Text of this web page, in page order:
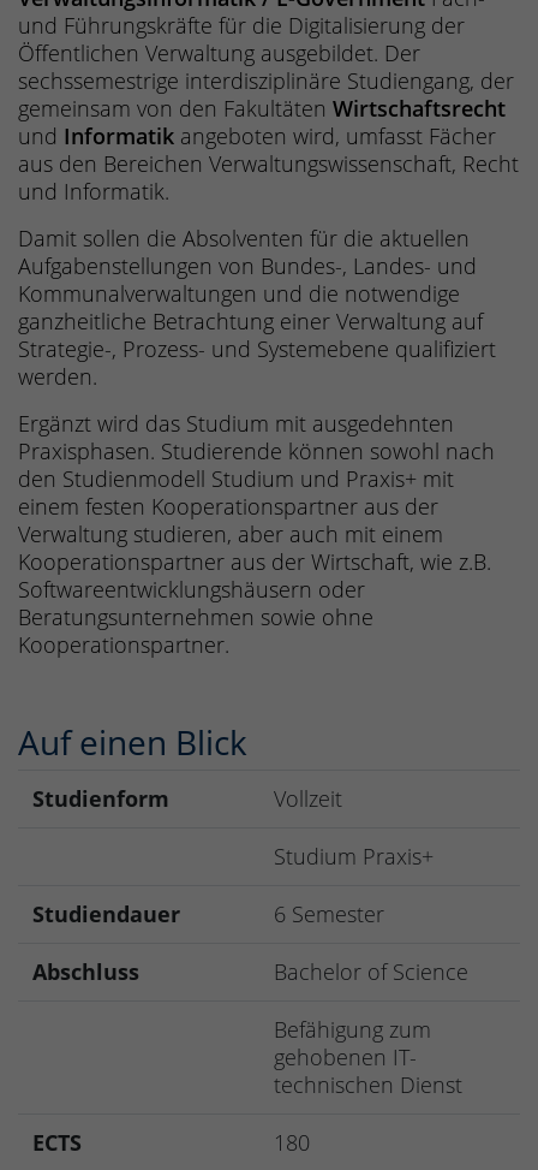
und Führungskräfte für die Digitalisierung der
Öffentlichen Verwaltung ausgebildet. Der
sechssemestrige interdisziplinäre Studiengang, der
gemeinsam von den Fakultäten Wirtschaftsrecht
und Informatik angeboten wird, umfasst Fächer
aus den Bereichen Verwaltungswissenschaft, Recht
und Informatik.
Damit sollen die Absolventen für die aktuellen
Aufgabenstellungen von Bundes-, Landes- und
Kommunalverwaltungen und die notwendige
ganzheitliche Betrachtung einer Verwaltung auf
Strategie-, Prozess- und Systemebene qualifiziert
werden.
Ergänzt wird das Studium mit ausgedehnten
Praxisphasen. Studierende können sowohl nach
den Studienmodell Studium und Praxis+ mit
einem festen Kooperationspartner aus der
Verwaltung studieren, aber auch mit einem
Kooperationspartner aus der Wirtschaft, wie z.B.
Softwareentwicklungshäusern oder
Beratungsunternehmen sowie ohne
Kooperationspartner.
Auf einen Blick
Studienform
Vollzeit
Studium Praxis+
Studiendauer
6 Semester
Abschluss
Bachelor of Science
Befähigung zum
gehobenen IT-
technischen Dienst
ECTS
180